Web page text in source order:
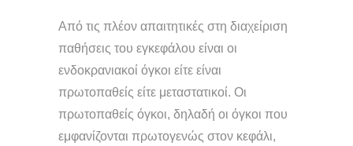
Από τις πλέον απαιτητικές στη διαχείριση
παθήσεις του εγκεφάλου είναι οι
ενδοκρανιακοί όγκοι είτε είναι
πρωτοπαθείς είτε μεταστατικοί. Οι
πρωτοπαθείς όγκοι, δηλαδή οι όγκοι που
εμφανίζονται πρωτογενώς στον κεφάλι,